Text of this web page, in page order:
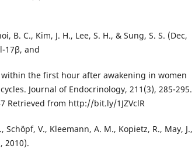
B. C., Kim, J. H., Lee, S. H., & Sung, S. S. (Dec,
17β, and
the first hour after awakening in women
Journal of Endocrinology, 211(3), 285-295.
Retrieved from http://bit.ly/1JZVclR
Schöpf, V., Kleemann, A. M., Kopietz, R., May, J.,
2010).